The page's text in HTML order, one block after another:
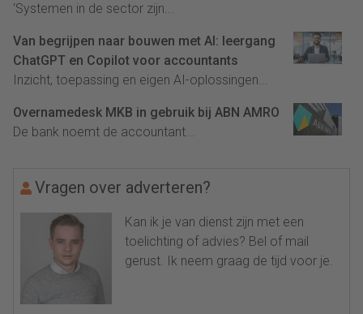
'Systemen in de sector zijn...
Van begrijpen naar bouwen met AI: leergang
ChatGPT en Copilot voor accountants
Inzicht, toepassing en eigen AI-oplossingen...
Overnamedesk MKB in gebruik bij ABN AMRO
De bank noemt de accountant...
Vragen over adverteren?
Kan ik je van dienst zijn met een
toelichting of advies? Bel of mail
gerust. Ik neem graag de tijd voor je.